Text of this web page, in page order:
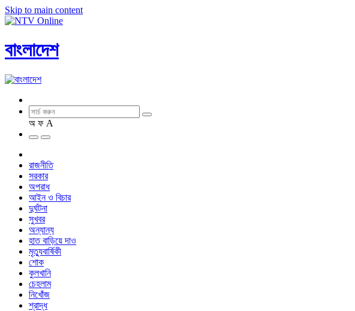
Skip to main content
বাংলাদেশ
অ ফ A
রাজনীতি
সরকার
অপরাধ
আইন ও বিচার
দুর্ঘটনা
সুখবর
অন্যান্য
হাত বাড়িয়ে দাও
মৃত্যুবার্ষিকী
শোক
কুলখানি
চেহলাম
নিখোঁজ
শ্রাদ্ধ